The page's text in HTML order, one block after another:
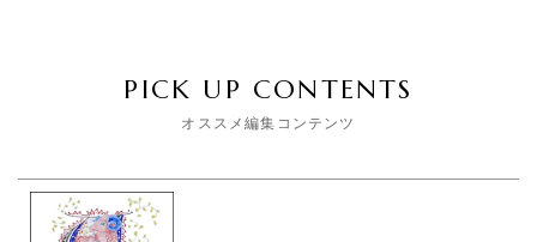
PICK UP CONTENTS
オススメ編集コンテンツ